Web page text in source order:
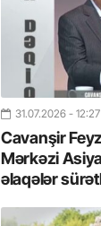
31.07.2026 - 12:27
Cavanşir
Mərkəzi
əlaqələr